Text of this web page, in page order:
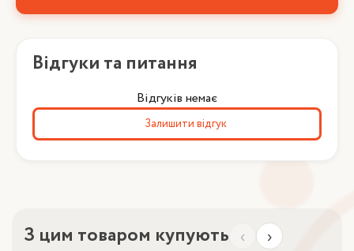
Відгуки та питання
Відгуків немає
Залишити відгук
З цим товаром купують ‹ ›